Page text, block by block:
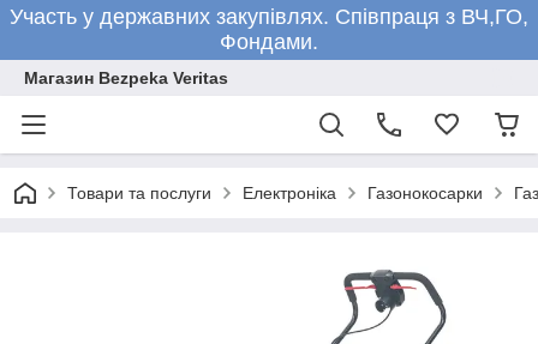
Участь у державних закупівлях. Співпраця з ВЧ,ГО,
Фондами.
Магазин Bezpeka Veritas
Товари та послуги Електроніка Газонокосарки